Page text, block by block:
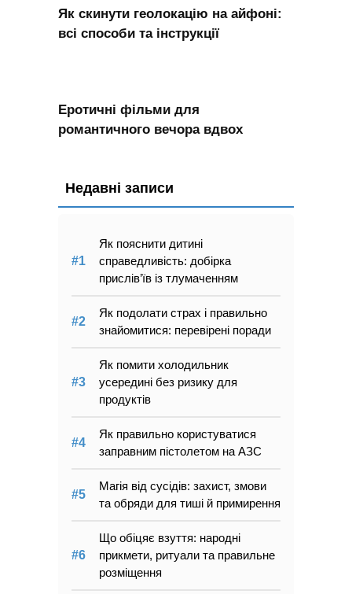
Як скинути геолокацію на айфоні:
всі способи та інструкції
Еротичні фільми для
романтичного вечора вдвох
Недавні записи
Як пояснити дитині
справедливість: добірка
прислів’їв із тлумаченням
Як подолати страх і правильно
знайомитися: перевірені поради
Як помити холодильник
усередині без ризику для
продуктів
Як правильно користуватися
заправним пістолетом на АЗС
Магія від сусідів: захист, змови
та обряди для тиші й примирення
Що обіцяє взуття: народні
прикмети, ритуали та правильне
розміщення